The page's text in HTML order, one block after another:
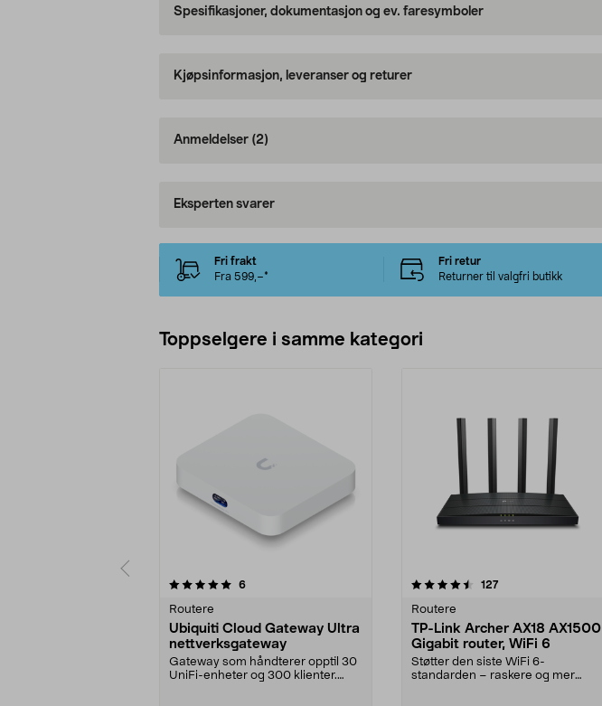
Spesifikasjoner, dokumentasjon og ev. faresymboler
Kjøpsinformasjon, leveranser og returer
Anmeldelser (2)
Eksperten svarer
Fri frakt
Fra 599,–*
Fri retur
Returner til valgfri butikk
Toppselgere i samme kategori
6anmeldelser
Routere
Ubiquiti Cloud Gateway Ultra
nettverksgateway
Gateway som håndterer opptil 30
UniFi-enheter og 300 klienter.
4.5 av 5 stjerner 127anmeldelser
Routere
TP-Link Archer AX18 AX1500
Gigabit router, WiFi 6
Støtter den siste WiFi 6-
standarden – raskere og mer
4.0 av 5 stjerner